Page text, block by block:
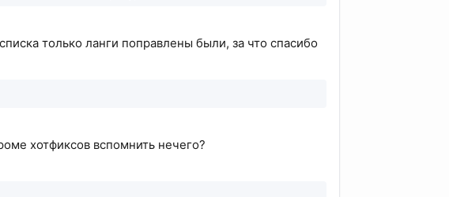
только ланги поправлены были, за что спасибо
хотфиксов вспомнить нечего?